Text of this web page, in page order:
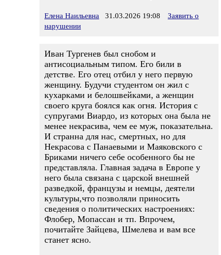
Елена Наильевна 31.03.2026 19:08
Заявить о
нарушении
Иван Тургенев был снобом и
антисоциальным типом. Его били в
детстве. Его отец отбил у него первую
женщину. Будучи студентом он жил с
кухарками и белошвейками, а женщин
своего круга боялся как огня. История с
супругами Виардо, из которых она была не
менее некрасива, чем ее муж, показательна.
И странна для нас, смертных, но для
Некрасова с Панаевыми и Маяковского с
Бриками ничего себе особенного бы не
представляла. Главная задача в Европе у
него была связана с царской внешней
разведкой, французы и немцы, деятели
культуры,что позволяли приносить
сведения о политических настроениях:
Флобер, Мопассан и тп. Впрочем,
почитайте Зайцева, Шмелева и вам все
станет ясно.